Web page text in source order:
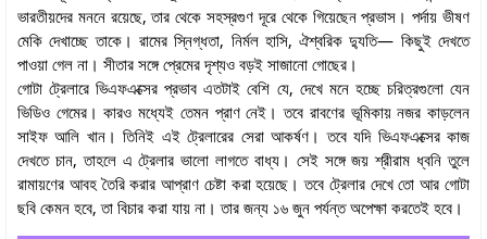
ভারতীয়দের মননে রয়েছে, তার থেকে সহস্রগুণ দূরে থেকে গিয়েছেন প্রভাস। পর্দায় ভীষণ
মেকি দেখাচ্ছে তাকে। রামের স্নিগ্ধতা, নির্মল হাসি, ঐশ্বরিক দ্যুতি— কিছুই দেখতে
পাওয়া গেল না। সীতার সঙ্গে প্রেমের দৃশ্যও বড়ই সাজানো গোছের।
গোটা ট্রেলারে ভিএফএক্সের প্রভাব এতটাই বেশি যে, দেখে মনে হচ্ছে চরিত্রগুলো যেন
ভিডিও গেমের। কারও মধ্যেই তেমন প্রাণ নেই। তবে রাবণের ভূমিকায় নজর কাড়লেন
সাইফ আলি খান। তিনিই এই ট্রেলারের সেরা আকর্ষণ। তবে যদি ভিএফএক্সের কাজ
দেখতে চান, তাহলে এ ট্রেলার ভালো লাগতে বাধ্য। সেই সঙ্গে জয় শ্রীরাম ধ্বনি তুলে
রামায়ণের আবহ তৈরি করার আপ্রাণ চেষ্টা করা হয়েছে। তবে ট্রেলার দেখে তো আর গোটা
ছবি কেমন হবে, তা বিচার করা যায় না। তার জন্য ১৬ জুন পর্যন্ত অপেক্ষা করতেই হবে।